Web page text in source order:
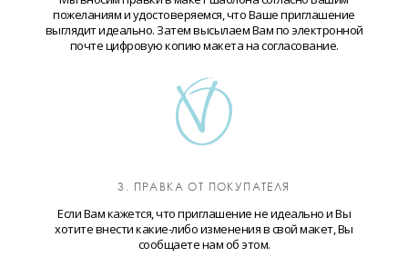
пожеланиям и удостоверяемся, что Ваше приглашение
выглядит идеально. Затем высылаем Вам по электронной
почте цифровую копию макета на согласование.
3. ПРАВКА ОТ ПОКУПАТЕЛЯ
Если Вам кажется, что приглашение не идеально и Вы
хотите внести какие-либо изменения в свой макет, Вы
сообщаете нам об этом.